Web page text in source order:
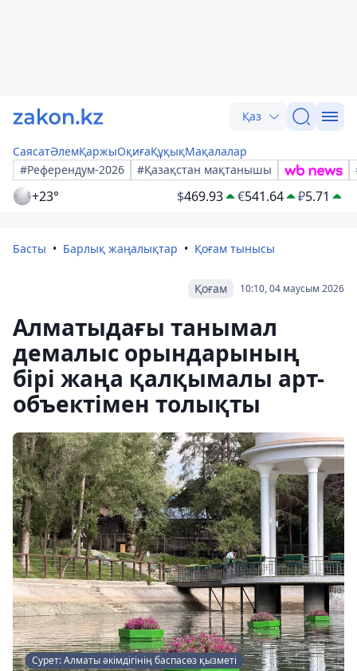
Қаз
СаясатӘлемҚаржыОқиғаҚұқықМақалалар
#Референдум-2026
#Қазақстан мақтанышы
+23° $469.93 €541.64 ₽5.71
Басты Барлық жаңалықтар Қоғам тынысы
10:10, 04 маусым 2026
Қоғам
Алматыдағы танымал
демалыс орындарының
бірі жаңа қалқымалы арт-
объектімен толықты
Сурет: Алматы әкімдігінің баспасөз қызметі